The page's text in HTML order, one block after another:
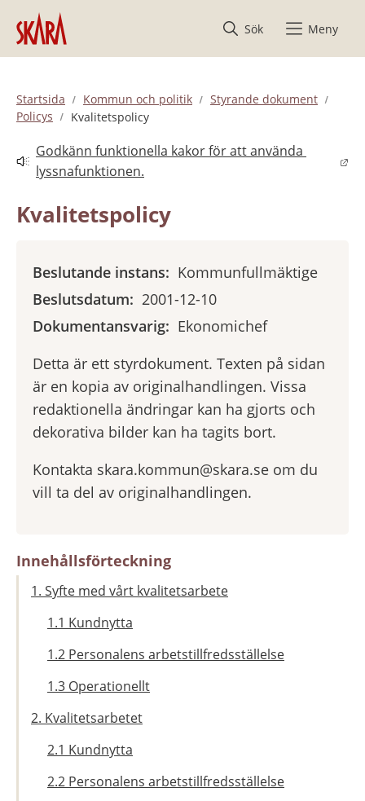
Hoppa till innehåll
Sök
Meny
Startsida Kommun och politik
Styrande dokument
Policys
Kvalitetspolicy
Godkänn funktionella kakor för att använda
lyssnafunktionen.
Länk till annan webbplats.
Kvalitetspolicy
Beslutande instans: Kommunfullmäktige
Beslutsdatum: 2001-12-10
Dokumentansvarig: Ekonomichef
Detta är ett styrdokument. Texten på sidan
är en kopia av originalhandlingen. Vissa
redaktionella ändringar kan ha gjorts och
dekorativa bilder kan ha tagits bort.
Kontakta skara.kommun@skara.se om du
vill ta del av originalhandlingen.
Innehållsförteckning
1. Syfte med vårt kvalitetsarbete
1.1 Kundnytta
1.2 Personalens arbetstillfredsställelse
1.3 Operationellt
2. Kvalitetsarbetet
2.1 Kundnytta
2.2 Personalens arbetstillfredsställelse